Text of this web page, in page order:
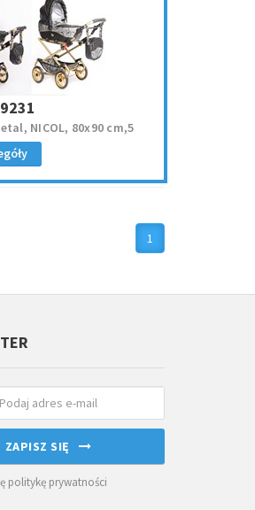
NICOL, 80x90 cm,5
1
ZAPISZ SIĘ
politykę prywatności